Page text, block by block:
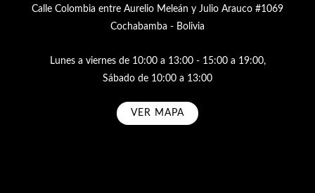
Calle Colombia entre Aurelio Meleán y Julio Arauco #1069
Cochabamba - Bolivia
Lunes a viernes de 10:00 a 13:00 - 15:00 a 19:00,
Sábado de 10:00 a 13:00
VER MAPA